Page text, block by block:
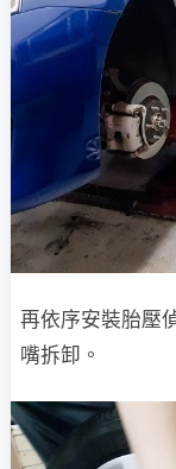
再依序安裝胎壓
嘴拆卸。